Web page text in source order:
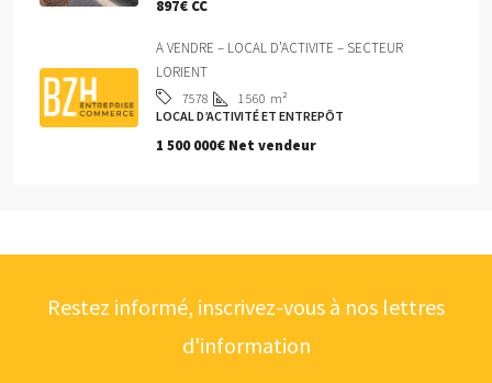
897€ CC
A VENDRE – LOCAL D’ACTIVITE – SECTEUR
LORIENT
7578 1 560 m²
LOCAL D’ACTIVITÉ ET ENTREPÔT
1 500 000€ Net vendeur
Restez informé, inscrivez-vous à nos lettres
d'information